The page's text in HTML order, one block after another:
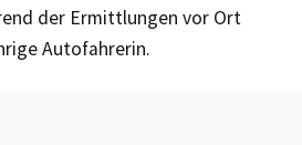
der Ermittlungen vor Ort
Autofahrerin.